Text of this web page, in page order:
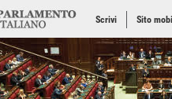
Scrivi Sito